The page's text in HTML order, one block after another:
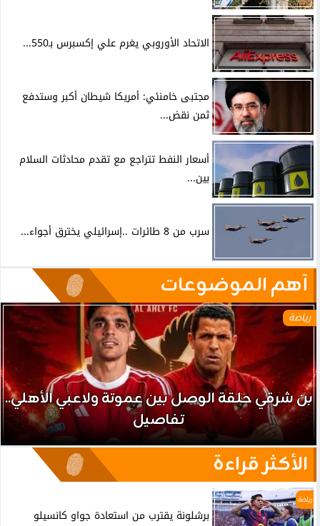
الاتحاد الأوروبي يغرم علي إكسبرس بـ550...
مجتبى خامنئي: أمريكا شيطان أكبر وستدفع
ثمن نقض...
أسعار النفط تتراجع مع تقدم محادثات السلام
بين...
سرب من 8 طائرات ..إسرائيلي يخترق أجواء...
آهم الموضوعات
رياضة
بن شرقي حلقة الوصل بين عموتة ولاعبي الأهلي..
تفاصيل
الأكثر قراءة
رياضة
برشلونة يقترب من استعادة جواو كانسيلو